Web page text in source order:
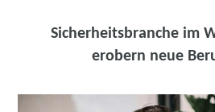
Sicherheitsbranche im
erobern neue